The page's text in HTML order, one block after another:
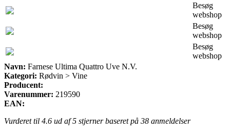
Besøg
webshop
Besøg
webshop
Besøg
webshop
Navn: Farnese Ultima Quattro Uve N.V.
Kategori: Rødvin > Vine
Producent:
Varenummer: 219590
EAN:
Vurderet til 4.6 ud af 5 stjerner baseret på 38 anmeldelser